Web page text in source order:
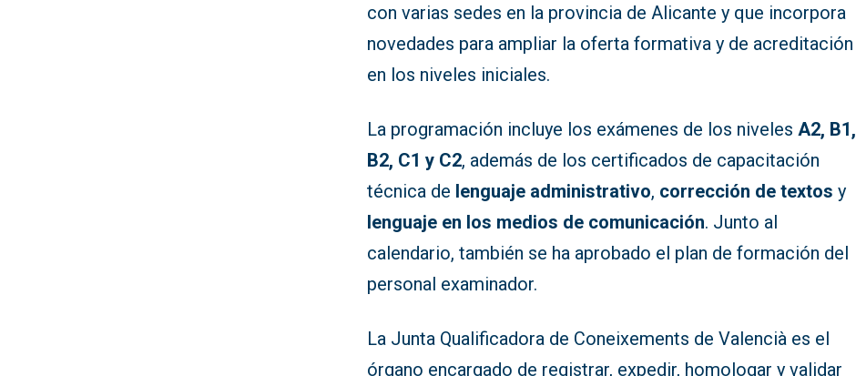
con varias sedes en la provincia de Alicante y que incorpora
novedades para ampliar la oferta formativa y de acreditación
en los niveles iniciales.
La programación incluye los exámenes de los nivelesA2, B1,
B2, C1 y C2, además de los certificados de capacitación
técnica de lenguaje administrativo, corrección de textos y
lenguaje en los medios de comunicación. Junto al
calendario, también se ha aprobado el plan de formación del
personal examinador.
La Junta Qualificadora de Coneixements de Valencià es el
órgano encargado de registrar, expedir, homologar y validar